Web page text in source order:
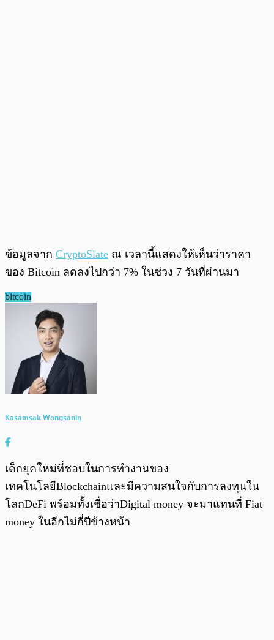
ข้อมูลจาก CryptoSlate ณ เวลานี้แสดงให้เห็นว่าราคา
ของ Bitcoin ลดลงไปกว่า 7% ในช่วง 7 วันที่ผ่านมา
bitcoin
Kasamsak Wongsanin
เด็กยุคใหม่ที่ชอบในการทำงานของ
เทคโนโลยีBlockchainและมีความสนใจกับการลงทุนใน
โลกDeFi พร้อมทั้งเชื่อว่าDigital money จะมาแทนที่ Fiat
money ในอีกไม่กี่ปีข้างหน้า